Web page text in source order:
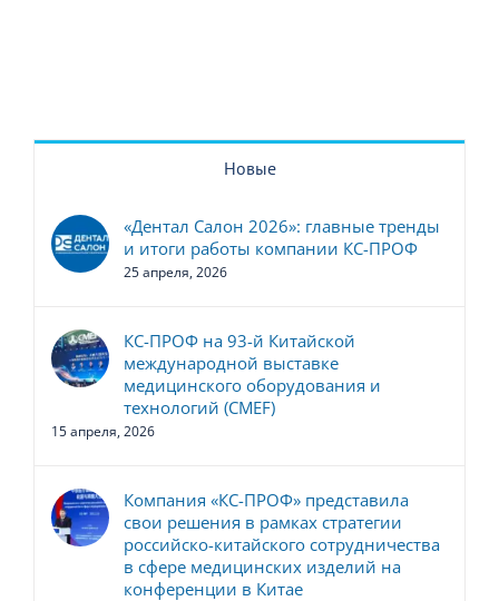
Новые
«Дентал Салон 2026»: главные тренды
и итоги работы компании КС-ПРОФ
25 апреля, 2026
КС-ПРОФ на 93-й Китайской
международной выставке
медицинского оборудования и
технологий (CMEF)
15 апреля, 2026
Компания «КС-ПРОФ» представила
свои решения в рамках стратегии
российско-китайского сотрудничества
в сфере медицинских изделий на
конференции в Китае